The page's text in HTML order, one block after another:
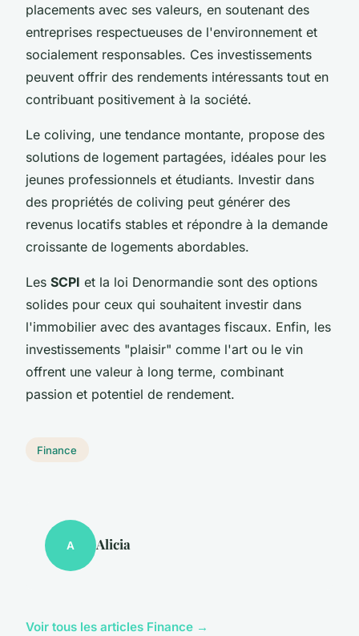
placements avec ses valeurs, en soutenant des
entreprises respectueuses de l'environnement et
socialement responsables. Ces investissements
peuvent offrir des rendements intéressants tout en
contribuant positivement à la société.
Le coliving, une tendance montante, propose des
solutions de logement partagées, idéales pour les
jeunes professionnels et étudiants. Investir dans
des propriétés de coliving peut générer des
revenus locatifs stables et répondre à la demande
croissante de logements abordables.
Les SCPI et la loi Denormandie sont des options
solides pour ceux qui souhaitent investir dans
l'immobilier avec des avantages fiscaux. Enfin, les
investissements "plaisir" comme l'art ou le vin
offrent une valeur à long terme, combinant
passion et potentiel de rendement.
Finance
A Alicia
Voir tous les articles Finance →